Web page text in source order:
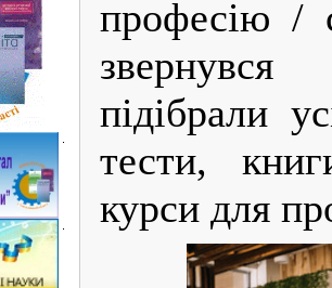
професію /
підібрали
тести,
курси для